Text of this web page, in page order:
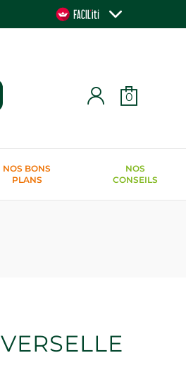
0
NOS BONS
PLANS
NOS
CONSEILS